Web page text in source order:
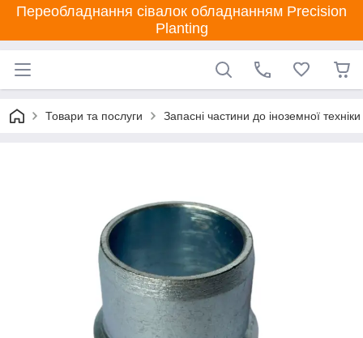
Переобладнання сівалок обладнанням Precision
Planting
Товари та послуги Запасні частини до іноземної техніки